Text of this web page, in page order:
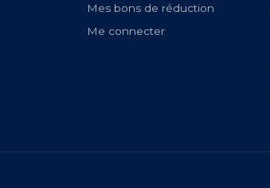
Mes bons de réduction
Me connecter